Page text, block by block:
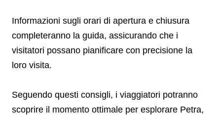
Informazioni sugli orari di apertura e chiusura
completeranno la guida, assicurando che i
visitatori possano pianificare con precisione la
loro visita.
Seguendo questi consigli, i viaggiatori potranno
scoprire il momento ottimale per esplorare Petra,